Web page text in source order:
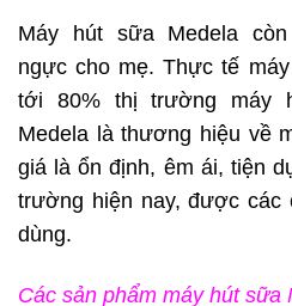
Máy hút sữa Medela
ngực cho mẹ. Thực tế
tới 80% thị trường máy
Medela là thương hiệu về
giá là ổn định, êm ái, tiện
trường hiện nay, được các
dùng.
Các sản phẩm máy hút sữa